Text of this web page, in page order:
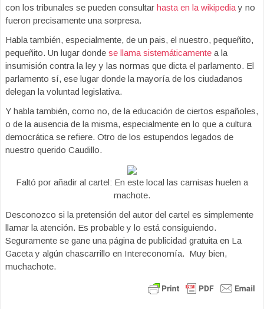
con los tribunales se pueden consultar hasta en la wikipediay no
fueron precisamente una sorpresa.
Habla también, especialmente, de un pais, el nuestro, pequeñito,
pequeñito. Un lugar donde se llama sistemáticamente a la
insumisión contra la ley y las normas que dicta el parlamento. El
parlamento sí, ese lugar donde la mayoría de los ciudadanos
delegan la voluntad legislativa.
Y habla también, como no, de la educación de ciertos españoles,
o de la ausencia de la misma, especialmente en lo que a cultura
democrática se refiere. Otro de los estupendos legados de
nuestro querido Caudillo.
Faltó por añadir al cartel: En este local las camisas huelen a
machote.
Desconozco si la pretensión del autor del cartel es simplemente
llamar la atención. Es probable y lo está consiguiendo.
Seguramente se gane una página de publicidad gratuita en La
Gaceta y algún chascarrillo en Intereconomía. Muy bien,
muchachote.